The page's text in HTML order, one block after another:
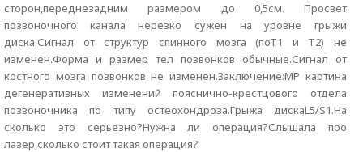
сторон,переднезадним размером до 0,5см. Просвет
позвоночного канала нерезко сужен на уровне грыжи
диска.Сигнал от структур спинного мозга (поТ1 и Т2) не
изменен.Форма и размер тел позвонков обычные.Сигнал от
костного мозга позвонков не изменен.Заключение:МР картина
дегенеративных изменений пояснично-крестцового отдела
позвоночника по типу остеохондроза.Грыжа дискаL5/S1.На
сколько это серьезно?Нужна ли операция?Слышала про
лазер,сколько стоит такая операция?